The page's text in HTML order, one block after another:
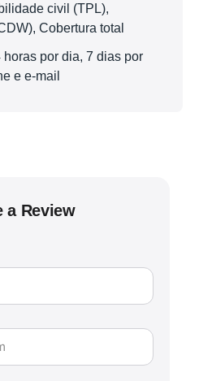
civil (TPL),
Cobertura total
por dia, 7 dias por
e e-mail
a Review